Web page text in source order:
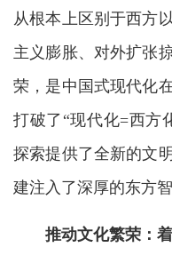
从根本上区别于西方
主义膨胀、对外扩张
荣，是中国式现代化
打破了“现代化=西方
探索提供了全新的文
建注入了深厚的东方智
推动文化繁荣：